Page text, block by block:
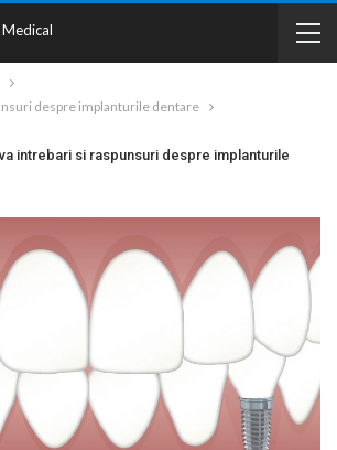
despre implanturile dentare
intrebari si raspunsuri despre implanturile